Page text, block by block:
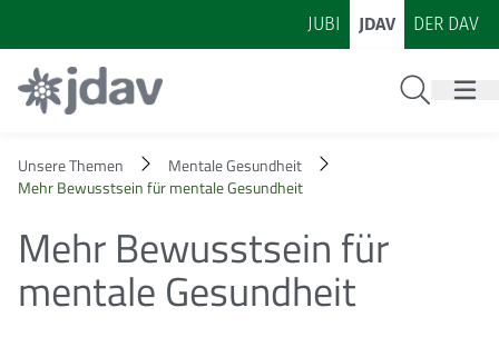
Zum Inhalt
Zur Footer-Navigation
JUBI JDAV DER DAV
Unsere Themen
Mentale Gesundheit
Mehr Bewusstsein für mentale Gesundheit
Mehr Bewusstsein für
mentale Gesundheit